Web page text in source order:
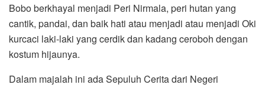
Bobo berkhayal menjadi Peri Nirmala, peri hutan yang
cantik, pandai, dan baik hati atau menjadi atau menjadi Oki
kurcaci laki-laki yang cerdik dan kadang ceroboh dengan
kostum hijaunya.
Dalam majalah ini ada Sepuluh Cerita dari Negeri